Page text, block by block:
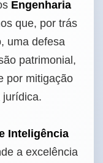
Engenharia
que, por trás
uma defesa
patrimonial,
por mitigação
jurídica.
Inteligência
a excelência